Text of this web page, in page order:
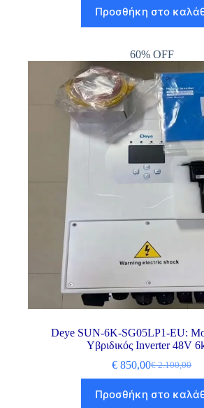
Προσθήκη στο
60% OFF
Deye SUN-6K-SG05LP1-EU:
Υβριδικός Inverter 48V
€2.100,00
€ 850,00
Προσθήκη στο